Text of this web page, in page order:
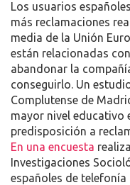
Los usuarios
más reclamaciones
media de la Unión
están relacionadas
abandonar la
conseguirlo. Un
Complutense de
mayor nivel educativo
predisposición a
En una encuesta
Investigaciones
españoles de